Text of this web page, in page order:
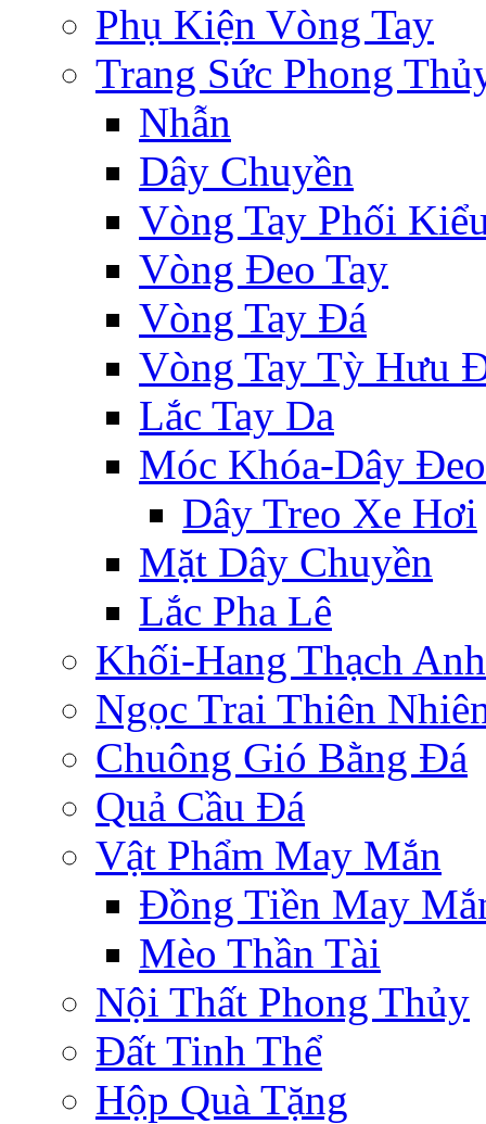
Phụ Kiện Vòng Tay
Trang Sức Phong
Nhẫn
Dây Chuyền
Vòng Tay Phối
Vòng Đeo Tay
Vòng Tay Đá
Vòng Tay Tỳ Hưu
Lắc Tay Da
Móc Khóa-Dây Đeo
Dây Treo Xe Hơi
Mặt Dây Chuyền
Lắc Pha Lê
Khối-Hang Thạch Anh
Ngọc Trai Thiên
Chuông Gió Bằng Đá
Quả Cầu Đá
Vật Phẩm May Mắn
Đồng Tiền May
Mèo Thần Tài
Nội Thất Phong Thủy
Đất Tinh Thể
Hộp Quà Tặng